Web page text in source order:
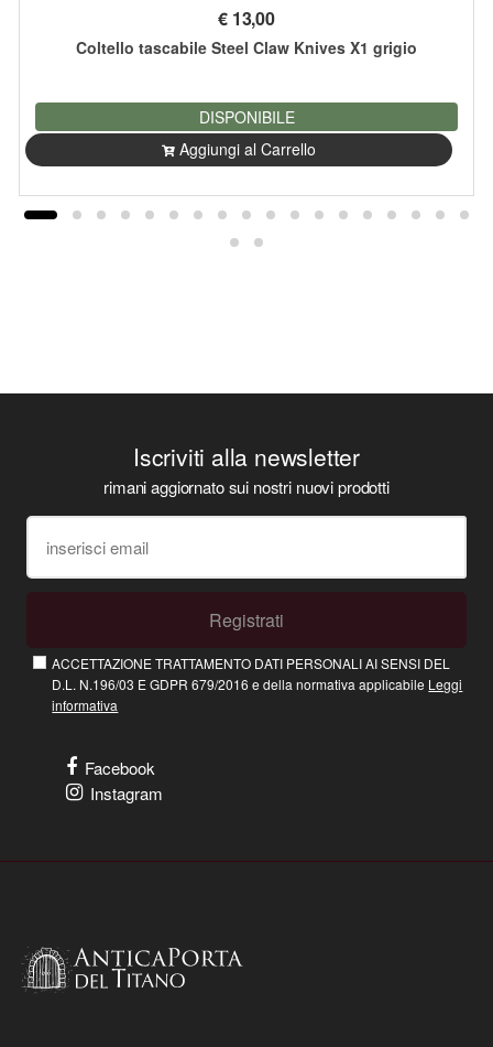
€ 13,00
Coltello tascabile Steel Claw Knives X1 grigio
DISPONIBILE
Aggiungi al Carrello
Iscriviti alla newsletter
rimani aggiornato sui nostri nuovi prodotti
Registrati
ACCETTAZIONE TRATTAMENTO DATI PERSONALI AI SENSI DEL
D.L. N.196/03 E GDPR 679/2016 e della normativa applicabile Leggi
informativa
Facebook
Instagram